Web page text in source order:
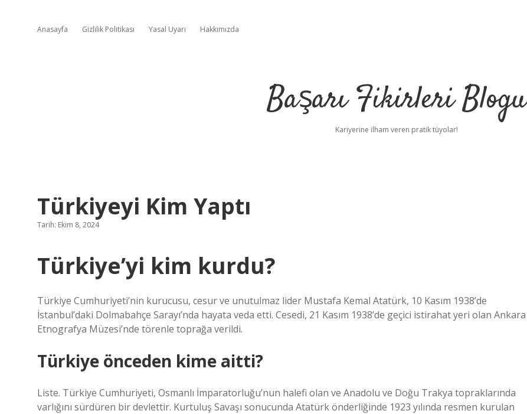
Anasayfa Gizlilik Politikası Yasal Uyarı Hakkımızda
Başarı Fikirleri Blogu
Kariyerine ilham veren pratik tüyolar!
Türkiyeyi Kim Yaptı
Tarih: Ekim 8, 2024
Türkiye’yi kim kurdu?
Türkiye Cumhuriyeti’nin kurucusu, cesur ve unutulmaz lider Mustafa Kemal Atatürk, 10 Kasım 1938’de
İstanbul’daki Dolmabahçe Sarayı’nda hayata veda etti. Cesedi, 21 Kasım 1938’de geçici istirahat yeri olan Ankara
Etnografya Müzesi’nde törenle toprağa verildi.
Türkiye önceden kime aitti?
Liste. Türkiye Cumhuriyeti, Osmanlı İmparatorluğu’nun halefi olan ve Anadolu ve Doğu Trakya topraklarında
varlığını sürdüren bir devlettir. Kurtuluş Savaşı sonucunda Atatürk önderliğinde 1923 yılında resmen kurulan